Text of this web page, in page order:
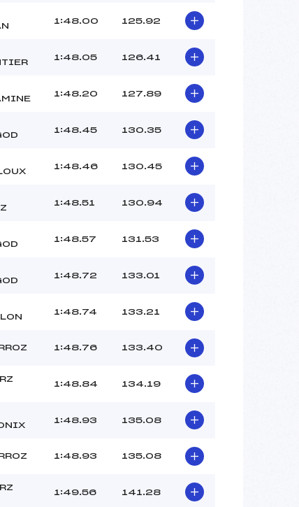
1:48.00 125.92
1:48.05 126.41
1:48.20 127.89
1:48.45 130.35
1:48.46 130.45
1:48.51 130.94
1:48.57 131.53
1:48.72 133.01
1:48.74 133.21
1:48.76 133.40
1:48.84 134.19
1:48.93 135.08
1:48.93 135.08
1:49.56 141.28